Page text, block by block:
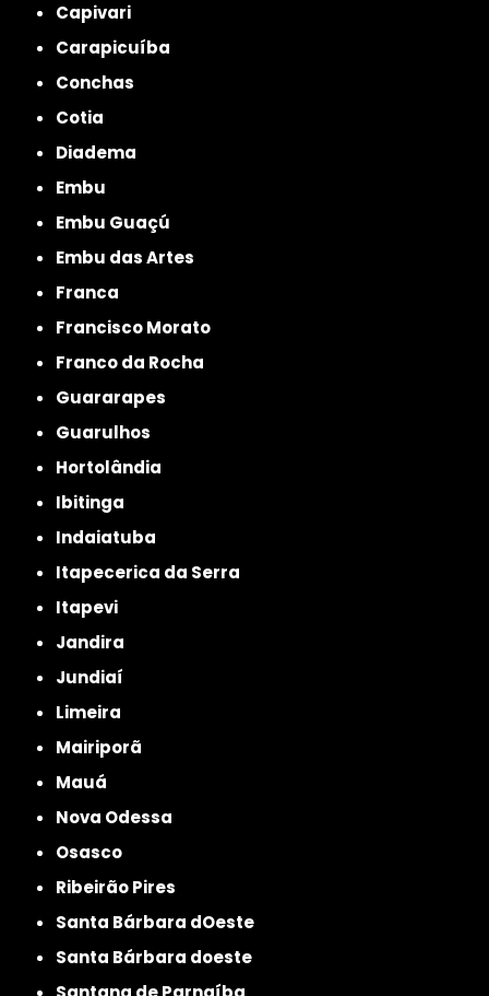
Capivari
Carapicuíba
Conchas
Cotia
Diadema
Embu
Embu Guaçú
Embu das Artes
Franca
Francisco Morato
Franco da Rocha
Guararapes
Guarulhos
Hortolândia
Ibitinga
Indaiatuba
Itapecerica da Serra
Itapevi
Jandira
Jundiaí
Limeira
Mairiporã
Mauá
Nova Odessa
Osasco
Ribeirão Pires
Santa Bárbara dOeste
Santa Bárbara doeste